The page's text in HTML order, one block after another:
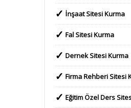
İnşaat Sitesi Kurma
Fal Sitesi Kurma
Dernek Sitesi Kurma
Firma Rehberi Sitesi
Eğitim Özel Ders